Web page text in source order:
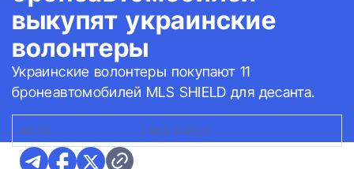
выкупят украинские
волонтеры
Украинские волонтеры покупают 11
бронеавтомобилей MLS SHIELD для десанта.
ФОТО: MLS SHIELD